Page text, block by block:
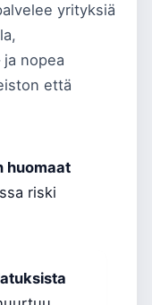
yrityksiä
nopea
että
huomaat
riski